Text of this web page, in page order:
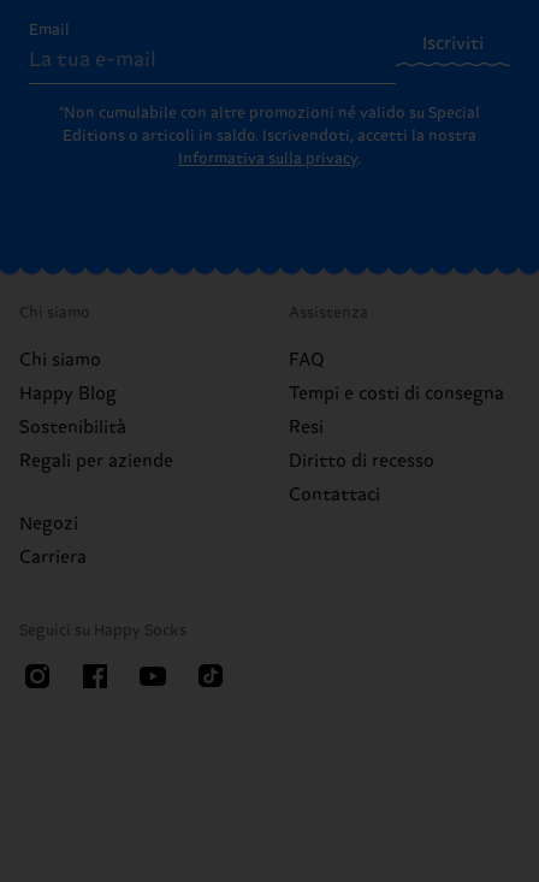
Email
Iscriviti
*Non cumulabile con altre promozioni né valido su Special
Editions o articoli in saldo.
Iscrivendoti, accetti la nostra
Informativa sulla privacy.
Chi siamo
Chi siamo
Happy Blog
Sostenibilità
Regali per aziende
Negozi
Carriera
Assistenza
FAQ
Tempi e costi di consegna
Resi
Diritto di recesso
Contattaci
Seguici su Happy Socks